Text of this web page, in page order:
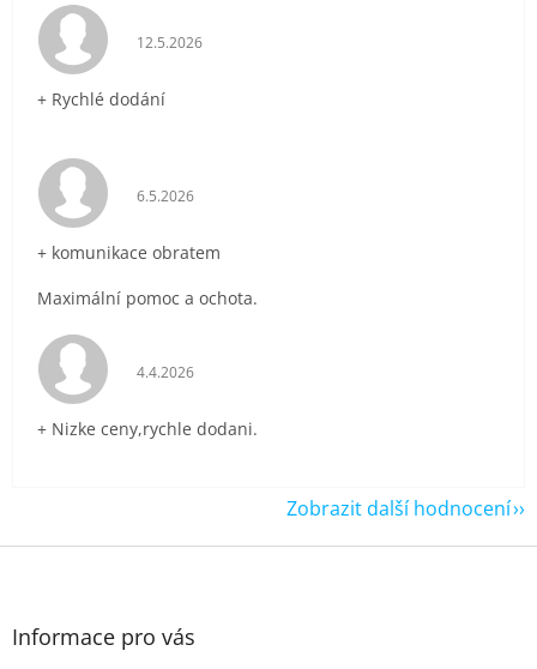
Hodnocení obchodu je 5 z 5 hvězdiček.
12.5.2026
+ Rychlé dodání
Hodnocení obchodu je 5 z 5 hvězdiček.
6.5.2026
+ komunikace obratem
Maximální pomoc a ochota.
Hodnocení obchodu je 5 z 5 hvězdiček.
4.4.2026
+ Nizke ceny,rychle dodani.
Zobrazit další hodnocení
Z
Informace pro vás